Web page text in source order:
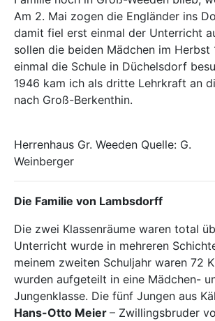
Am 2. Mai zogen die Engländer ins
damit fiel erst einmal der Unterricht
sollen die beiden Mädchen im Herbst
einmal die Schule in Düchelsdorf
1946 kam ich als dritte Lehrkraft an
nach Groß-Berkenthin.
Herrenhaus Gr. Weeden Quelle: G.
Weinberger
Die Familie von Lambsdorff
Die zwei Klassenräume waren total
Unterricht wurde in mehreren
meinem zweiten Schuljahr waren 72
wurden aufgeteilt in eine Mädchen-
Jungenklasse. Die fünf Jungen aus
Hans-Otto Meier – Zwillingsbruder